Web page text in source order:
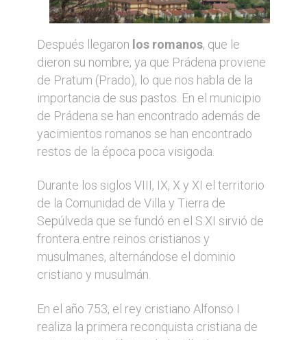
Después llegaron los romanos, que le
dieron su nombre, ya que Prádena proviene
de Pratum (Prado), lo que nos habla de la
importancia de sus pastos. En el municipio
de Prádena se han encontrado además de
yacimientos romanos se han encontrado
restos de la época poca visigoda.
Durante los siglos VIII, IX, X y XI el territorio
de la Comunidad de Villa y Tierra de
Sepúlveda que se fundó en el S.XI sirvió de
frontera entre reinos cristianos y
musulmanes, alternándose el dominio
cristiano y musulmán.
En el año 753, el rey cristiano Alfonso I
realiza la primera reconquista cristiana de